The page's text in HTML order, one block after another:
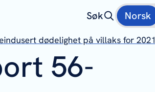
Søk Norsk
dødelighet på villaks for 2021
56-